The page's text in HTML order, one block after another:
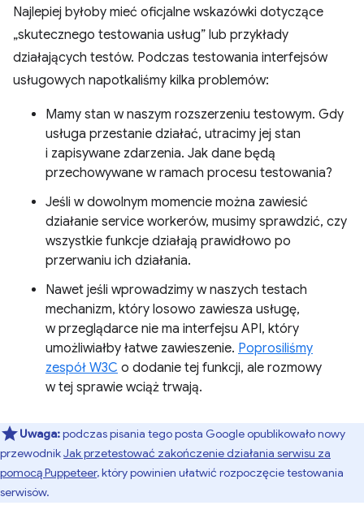
Najlepiej byłoby mieć oficjalne wskazówki dotyczące
„skutecznego testowania usług” lub przykłady
działających testów. Podczas testowania interfejsów
usługowych napotkaliśmy kilka problemów:
Mamy stan w naszym rozszerzeniu testowym. Gdy
usługa przestanie działać, utracimy jej stan
i zapisywane zdarzenia. Jak dane będą
przechowywane w ramach procesu testowania?
Jeśli w dowolnym momencie można zawiesić
działanie service workerów, musimy sprawdzić, czy
wszystkie funkcje działają prawidłowo po
przerwaniu ich działania.
Nawet jeśli wprowadzimy w naszych testach
mechanizm, który losowo zawiesza usługę,
w przeglądarce nie ma interfejsu API, który
umożliwiałby łatwe zawieszenie. Poprosiliśmy
zespół W3C o dodanie tej funkcji, ale rozmowy
w tej sprawie wciąż trwają.
Uwaga:podczas pisania tego posta Google opublikowało nowy
przewodnikJak przetestować zakończenie działania serwisu za
pomocą Puppeteer, który powinien ułatwić rozpoczęcie testowania
serwisów.